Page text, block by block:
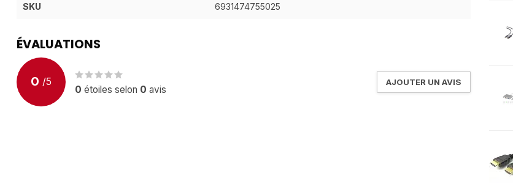
SKU 6931474755025
ÉVALUATIONS
0 /5
0 étoiles selon 0 avis
AJOUTER UN AVIS